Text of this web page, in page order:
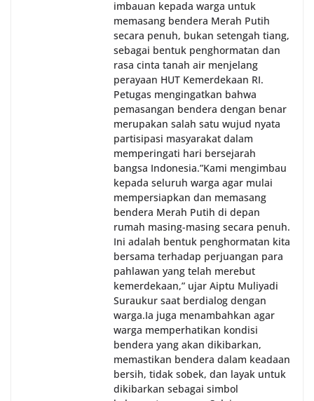
imbauan kepada warga untuk
memasang bendera Merah Putih
secara penuh, bukan setengah tiang,
sebagai bentuk penghormatan dan
rasa cinta tanah air menjelang
perayaan HUT Kemerdekaan RI.
Petugas mengingatkan bahwa
pemasangan bendera dengan benar
merupakan salah satu wujud nyata
partisipasi masyarakat dalam
memperingati hari bersejarah
bangsa Indonesia.‎‎”Kami mengimbau
kepada seluruh warga agar mulai
mempersiapkan dan memasang
bendera Merah Putih di depan
rumah masing-masing secara penuh.
Ini adalah bentuk penghormatan kita
bersama terhadap perjuangan para
pahlawan yang telah merebut
kemerdekaan,” ujar Aiptu Muliyadi
Suraukur saat berdialog dengan
warga.‎‎Ia juga menambahkan agar
warga memperhatikan kondisi
bendera yang akan dikibarkan,
memastikan bendera dalam keadaan
bersih, tidak sobek, dan layak untuk
dikibarkan sebagai simbol